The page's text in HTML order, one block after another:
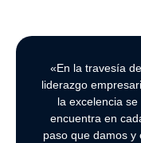
«En la travesía
liderazgo
la excelencia se
encuentra en
paso que damos y